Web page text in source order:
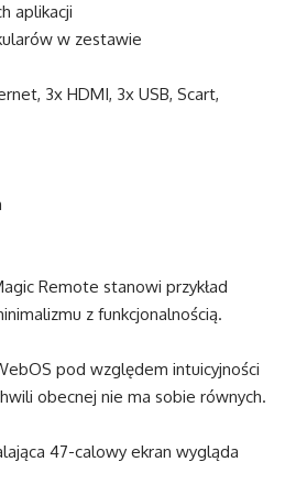
aplikacji
w zestawie
3x HDMI, 3x USB, Scart,
Remote stanowi przykład
z funkcjonalnością.
pod względem intuicyjności
obecnej nie ma sobie równych.
47-calowy ekran wygląda